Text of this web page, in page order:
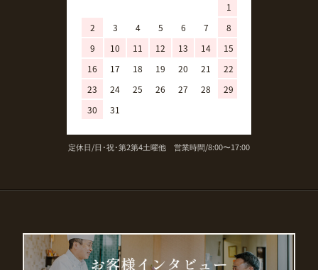
1
2
3 4 5 6 7
8
9
10 11 12 13 14
15
16
17 18 19 20 21
22
23
24 25 26 27 28
29
30
31
定休日/日･祝･第2第4土曜他 営業時間/8:00〜17:00